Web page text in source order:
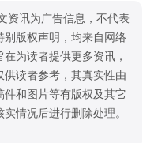
资讯为广告信息，不代表
版权声明，均来自网络
为读者提供更多资讯，
读者参考，其真实性由
和图片等有版权及其它
情况后进行删除处理。